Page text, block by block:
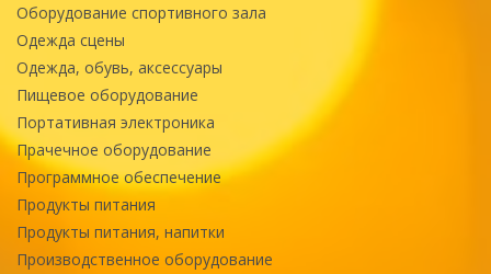
Оборудование спортивного зала
Одежда сцены
Одежда, обувь, аксессуары
Пищевое оборудование
Портативная электроника
Прачечное оборудование
Программное обеспечение
Продукты питания
Продукты питания, напитки
Производственное оборудование